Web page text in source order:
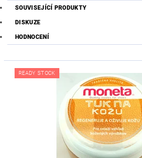
SOUVISEJÍCÍ PRODUKTY
DISKUZE
HODNOCENÍ
READY STOCK